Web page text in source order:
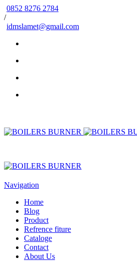
0852 8276 2784
/
idmslamet@gmail.com
Navigation
Home
Blog
Product
Refrence fiture
Cataloge
Contact
About Us